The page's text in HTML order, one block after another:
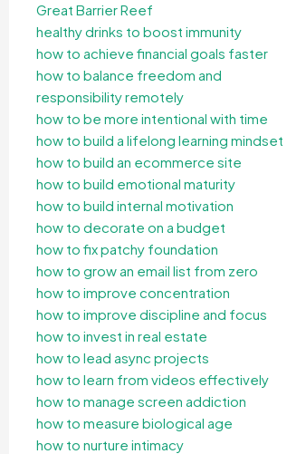
Great Barrier Reef
healthy drinks to boost immunity
how to achieve financial goals faster
how to balance freedom and
responsibility remotely
how to be more intentional with time
how to build a lifelong learning mindset
how to build an ecommerce site
how to build emotional maturity
how to build internal motivation
how to decorate on a budget
how to fix patchy foundation
how to grow an email list from zero
how to improve concentration
how to improve discipline and focus
how to invest in real estate
how to lead async projects
how to learn from videos effectively
how to manage screen addiction
how to measure biological age
how to nurture intimacy